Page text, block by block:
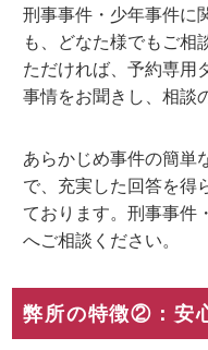
刑事事件・少年事件に
も、どなた様でもご相
ただければ、予約専用
事情をお聞きし、相談
あらかじめ事件の簡単
で、充実した回答を得
ております。刑事事件
へご相談ください。
弊所の特徴②：安